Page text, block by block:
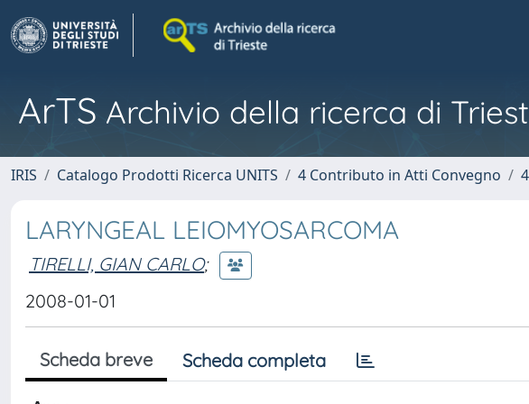
ArTS Archivio della ricerca di
IRIS Catalogo Prodotti Ricerca UNITS 4 Contributo in Atti Convegno
LARYNGEAL LEIOMYOSARCOMA
TIRELLI, GIAN CARLO;
2008-01-01
Scheda breve Scheda completa